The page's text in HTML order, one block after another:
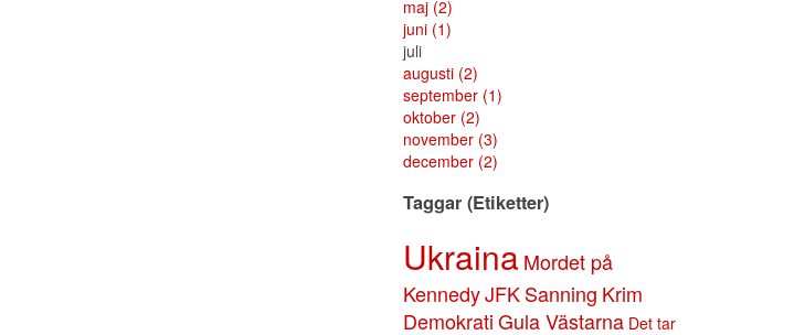
maj (2)
juni (1)
juli
augusti (2)
september (1)
oktober (2)
november (3)
december (2)
Taggar (Etiketter)
Ukraina Mordet på
KennedyJFK Sanning Krim
DemokratiGula Västarna Det tar